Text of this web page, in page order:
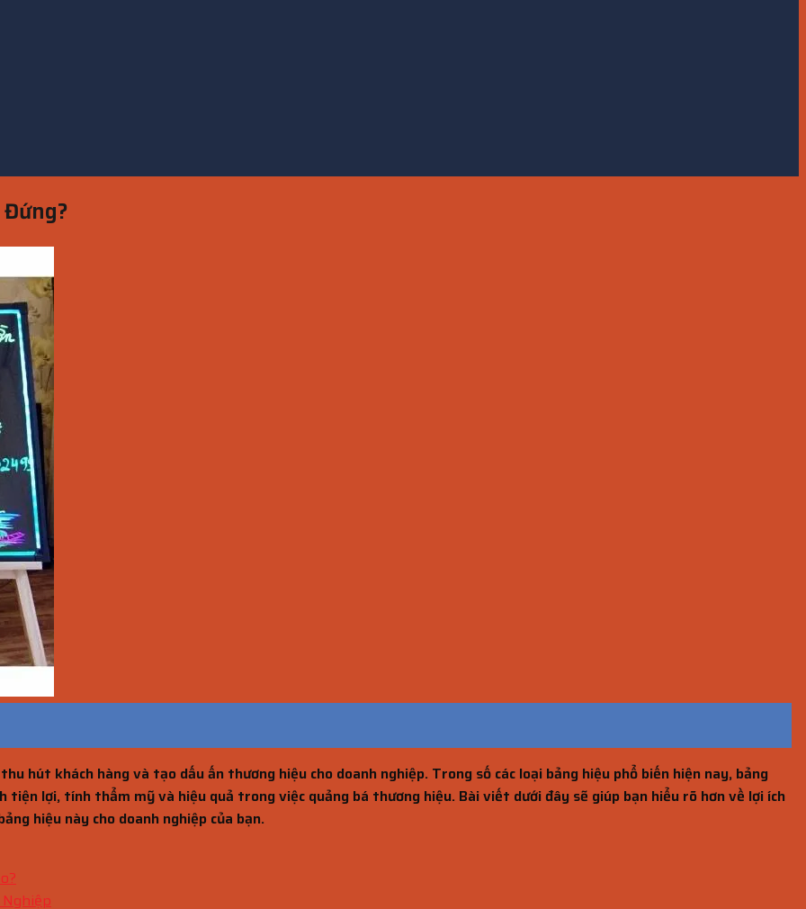
hút khách hàng và tạo dấu ấn thương hiệu cho doanh nghiệp. Trong số các loại bảng hiệu phổ biến hiện nay, bảng
tiện lợi, tính thẩm mỹ và hiệu quả trong việc quảng bá thương hiệu. Bài viết dưới đây sẽ giúp bạn hiểu rõ hơn về lợi ích
hiệu này cho doanh nghiệp của bạn.